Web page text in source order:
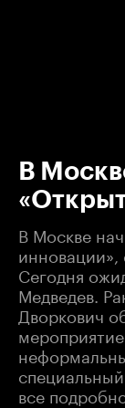
В
В Москве
инновации»,
Сегодня
Медведев.
Дворкович
все